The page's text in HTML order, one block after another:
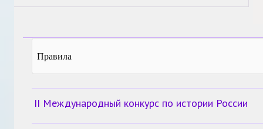
Правила
II Международный конкурс по истории России